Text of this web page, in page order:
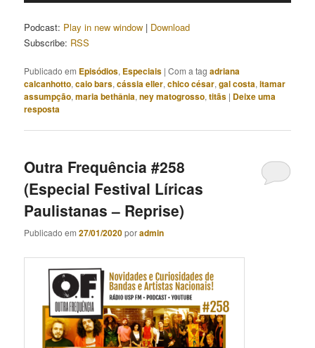
Podcast: Play in new window | Download
Subscribe: RSS
Publicado em Episódios, Especiais |Com a tagadriana
calcanhotto,caio bars,cássia eller,chico césar,gal costa,itamar
assumpção,maria bethânia,ney matogrosso,titãs | Deixe uma
resposta
Outra Frequência #258
(Especial Festival Líricas
Paulistanas – Reprise)
Publicado em27/01/2020poradmin